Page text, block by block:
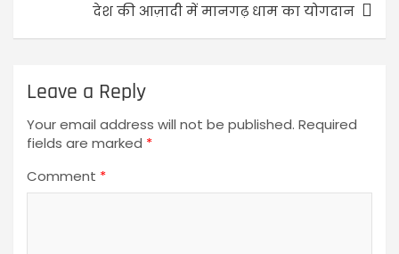
देश की आज़ादी में मानगढ़ धाम का योगदान
Leave a Reply
Your email address will not be published. Required
fields are marked *
Comment *